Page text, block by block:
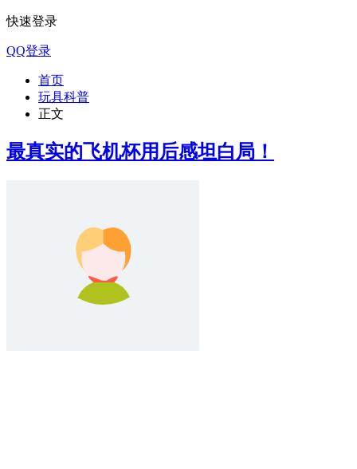
快速登录
QQ登录
首页
玩具科普
正文
最真实的飞机杯用后感坦白局！